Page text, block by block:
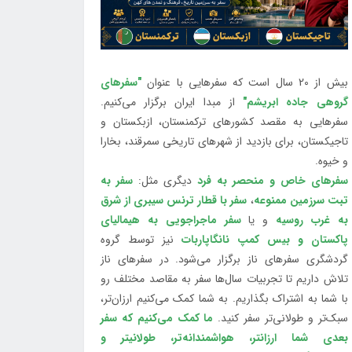
بیش از 20 سال است که سفرهایی با عنوان
"سفرهای
گروهی جاده ابریشم" از مبدا ایران برگزار می‌کنیم.
سفرهایی به مقصد کشورهای ترکمنستان، ازبکستان و
تاجیکستان، برای بازدید از شهرهای تاریخی سمرقند، بخارا
و خیوه.
سفرهای خاص و منحصر به فرددیگری مثل:سفر به
تبت سرزمین ممنوعه، سفر با قطار ترنس سیبری از شرق
به غرب روسیه و یاسفر ماجراجویی به هیمالیای
پاکستان و بیس کمپ نانگاپاربات نیز توسط گروه
گردشگری سفرهای ناز برگزار می‌شود. در سفرهای ناز
تلاش داریم تا تجربیات سال‌ها سفر به مقاصد مختلف رو
با شما به اشتراک بگذاریم. به شما کمک می‌کنیم ارزان‌تر،
سبک‌تر و طولانی‌تر سفر کنید. ما کمک می‌کنیم که سفر
بعدی شما ارزانتر، هواشمندانه‌تر، طولانی‎تر و